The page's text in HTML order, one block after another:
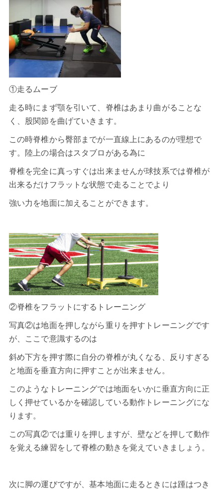
①走るムーブ
走る時にまず顎を引いて、脊椎はあまり曲がることな
く、股関節を曲げていきます。
この時脊椎から臀部までが一直線上にあるのが理想で
す。陸上の場合はスタブロがある為に
脊椎を完全に真っすぐは出来ませんが球技系では脊椎が
出来るだけフラットな状態で走ることでより
強い力を地面に加えることができます。
②脊椎をフラットにするトレーニング
写真②は地面を押しながら重りを押すトレーニングです
が、ここで意識するのは
斜め下方を押す際に自分の脊椎が丸くなる、反りすぎる
と地面を垂直方向に押すことが出来ません。
このようなトレーニングでは地面をいかに垂直方向に正
しく押せているかを確認している動作トレーニングにな
ります。
この写真②では重りを押しますが、壁などを押して動作
を覚える練習をして脊椎の動きを覚えていきましょう。
次に脚の運びですが、基本地面に走るときには踵はつき